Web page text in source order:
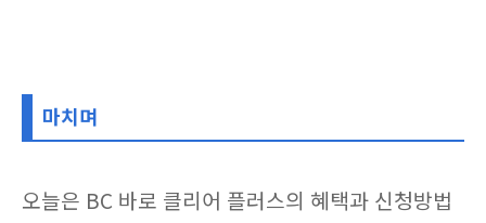
마치며
오늘은 BC 바로 클리어 플러스의 혜택과 신청방법